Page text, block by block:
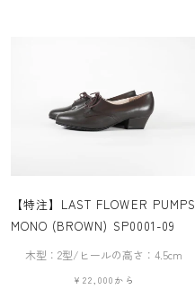
【特注】LAST FLOWER PUMPS
MONO (BROWN) SP0001-09
木型：2型/ヒールの高さ：4.5cm
¥22,000から